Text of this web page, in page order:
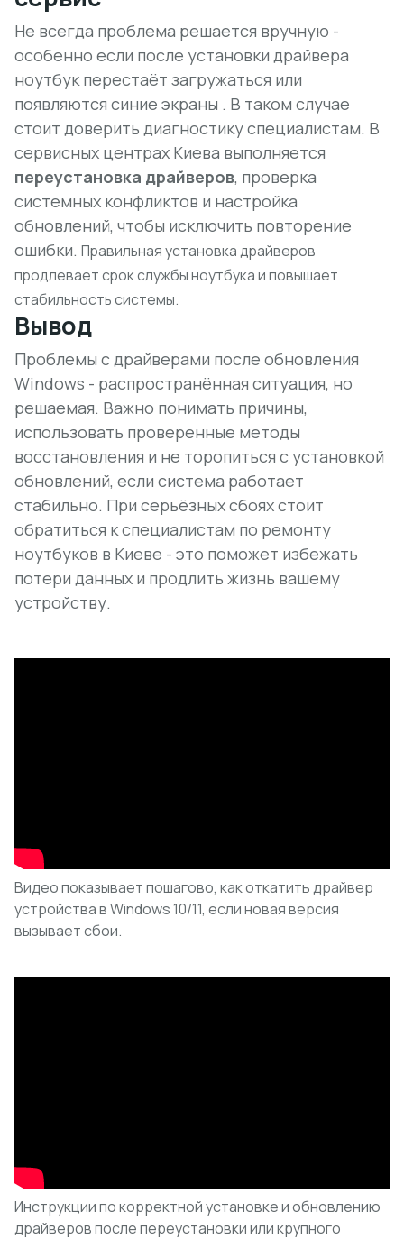
Не всегда проблема решается вручную -
особенно если после установки драйвера
ноутбук перестаёт загружаться или
появляются синие экраны . В таком случае
стоит доверить диагностику специалистам. В
сервисных центрах Киева выполняется
переустановка драйверов, проверка
системных конфликтов и настройка
обновлений, чтобы исключить повторение
ошибки. Правильная установка драйверов
продлевает срок службы ноутбука и повышает
стабильность системы.
Вывод
Проблемы с драйверами после обновления
Windows - распространённая ситуация, но
решаемая. Важно понимать причины,
использовать проверенные методы
восстановления и не торопиться с установкой
обновлений, если система работает
стабильно. При серьёзных сбоях стоит
обратиться к специалистам по ремонту
ноутбуков в Киеве - это поможет избежать
потери данных и продлить жизнь вашему
устройству.
Видео показывает пошагово, как откатить драйвер
устройства в Windows 10/11, если новая версия
вызывает сбои.
Инструкции по корректной установке и обновлению
драйверов после переустановки или крупного